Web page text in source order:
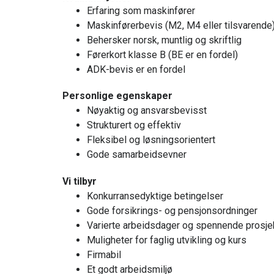
Erfaring som maskinfører
Maskinførerbevis (M2, M4 eller
Behersker norsk, muntlig og skriftlig
Førerkort klasse B (BE er en fordel)
ADK-bevis er en fordel
Personlige egenskaper
Nøyaktig og ansvarsbevisst
Strukturert og effektiv
Fleksibel og løsningsorientert
Gode samarbeidsevner
Vi tilbyr
Konkurransedyktige betingelser
Gode forsikrings- og pensjonsordninger
Varierte arbeidsdager og spennende
Muligheter for faglig utvikling og kurs
Firmabil
Et godt arbeidsmiljø